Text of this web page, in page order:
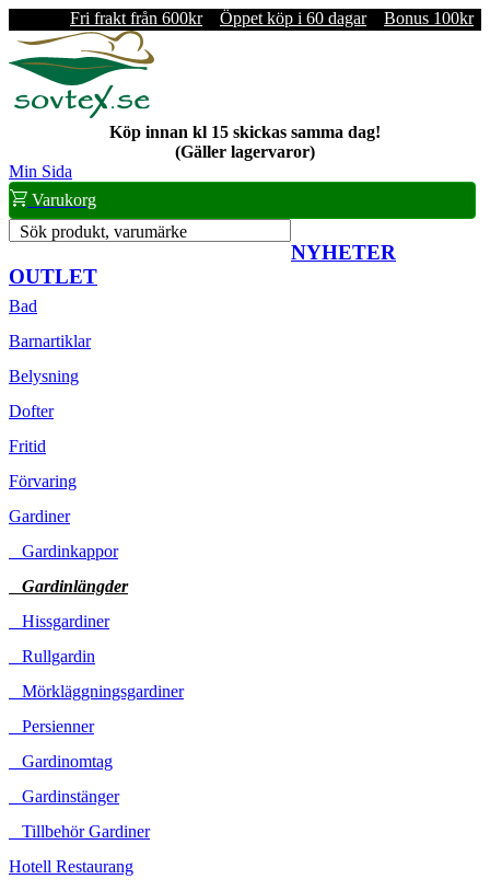
Fri frakt från 600kr Öppet köp i 60 dagar Bonus 100kr
Köp innan kl 15 skickas samma dag!
(Gäller lagervaror)
Min Sida
Varukorg
Sök produkt, varumärke
NYHETER
OUTLET
Bad
Barnartiklar
Belysning
Dofter
Fritid
Förvaring
Gardiner
Gardinkappor
Gardinlängder
Hissgardiner
Rullgardin
Mörkläggningsgardiner
Persienner
Gardinomtag
Gardinstänger
Tillbehör Gardiner
Hotell Restaurang